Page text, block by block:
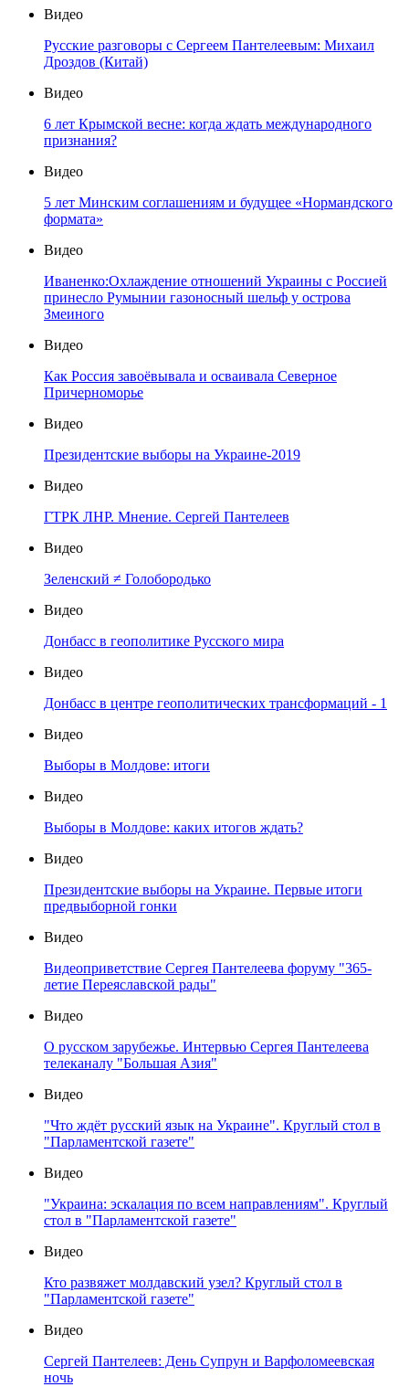
Видео
Русские разговоры с Сергеем Пантелеевым: Михаил
Дроздов (Китай)
Видео
6 лет Крымской весне: когда ждать международного
признания?
Видео
5 лет Минским соглашениям и будущее «Нормандского
формата»
Видео
Иваненко:Охлаждение отношений Украины с Россией
принесло Румынии газоносный шельф у острова
Змеиного
Видео
Как Россия завоёвывала и осваивала Северное
Причерноморье
Видео
Президентские выборы на Украине-2019
Видео
ГТРК ЛНР. Мнение. Сергей Пантелеев
Видео
Зеленский ≠ Голобородько
Видео
Донбасс в геополитике Русского мира
Видео
Донбасс в центре геополитических трансформаций - 1
Видео
Выборы в Молдове: итоги
Видео
Выборы в Молдове: каких итогов ждать?
Видео
Президентские выборы на Украине. Первые итоги
предвыборной гонки
Видео
Видеоприветствие Сергея Пантелеева форуму "365-
летие Переяславской рады"
Видео
О русском зарубежье. Интервью Сергея Пантелеева
телеканалу "Большая Азия"
Видео
"Что ждёт русский язык на Украине". Круглый стол в
"Парламентской газете"
Видео
"Украина: эскалация по всем направлениям". Круглый
стол в "Парламентской газете"
Видео
Кто развяжет молдавский узел? Круглый стол в
"Парламентской газете"
Видео
Сергей Пантелеев: День Супрун и Варфоломеевская
ночь